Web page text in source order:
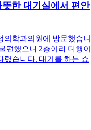
한 대기실에서 편안
의학과의원에 방문했습니
편했으나 2층이라 다행이
렸습니다. 대기를 하는 쇼